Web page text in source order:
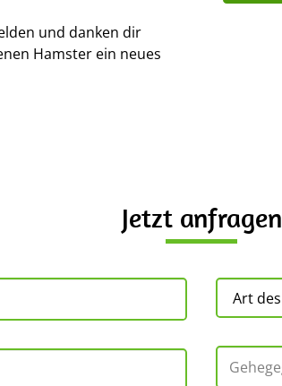
und danken dir
Hamster ein neues
Jetzt anfragen